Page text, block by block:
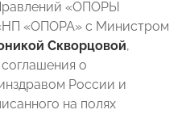
«ОПОРЫ
«ОПОРА» с Министром
Скворцовой,
о
России и
на полях